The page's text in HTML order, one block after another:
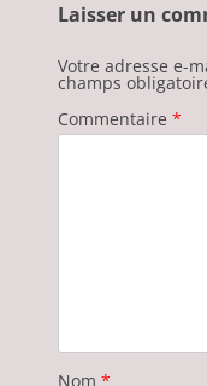
Laisser un
Votre adresse e-
champs
Commentaire *
Nom *